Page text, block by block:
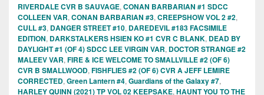
RIVERDALE CVR B SAUVAGE, CONAN BARBARIAN #1 SDCC
COLLEEN VAR, CONAN BARBARIAN #3, CREEPSHOW VOL 2 #2,
CULL #3, DANGER STREET #10, DAREDEVIL #183 FACSIMILE
EDITION, DARKSTALKERS HSIEN KO #1 CVR C BLANK, DEAD BY
DAYLIGHT #1 (OF 4) SDCC LEE VIRGIN VAR, DOCTOR STRANGE #2
MALEEV VAR, FIRE & ICE WELCOME TO SMALLVILLE #2 (OF 6)
CVR B SMALLWOOD, FISHFLIES #2 (OF 6) CVR A JEFF LEMIRE
CORRECTED, Green Lantern #4, Guardians of the Galaxy #7,
HARLEY QUINN (2021) TP VOL 02 KEEPSAKE, HAUNT YOU TO THE